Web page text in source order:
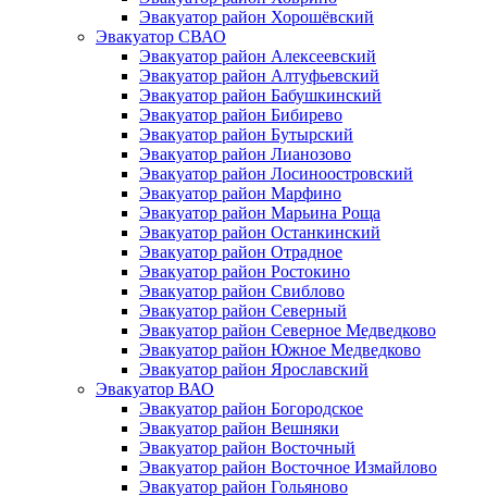
Эвакуатор район Хорошёвский
Эвакуатор СВАО
Эвакуатор район Алексеевский
Эвакуатор район Алтуфьевский
Эвакуатор район Бабушкинский
Эвакуатор район Бибирево
Эвакуатор район Бутырский
Эвакуатор район Лианозово
Эвакуатор район Лосиноостровский
Эвакуатор район Марфино
Эвакуатор район Марьина Роща
Эвакуатор район Останкинский
Эвакуатор район Отрадное
Эвакуатор район Ростокино
Эвакуатор район Свиблово
Эвакуатор район Северный
Эвакуатор район Северное Медведково
Эвакуатор район Южное Медведково
Эвакуатор район Ярославский
Эвакуатор ВАО
Эвакуатор район Богородское
Эвакуатор район Вешняки
Эвакуатор район Восточный
Эвакуатор район Восточное Измайлово
Эвакуатор район Гольяново